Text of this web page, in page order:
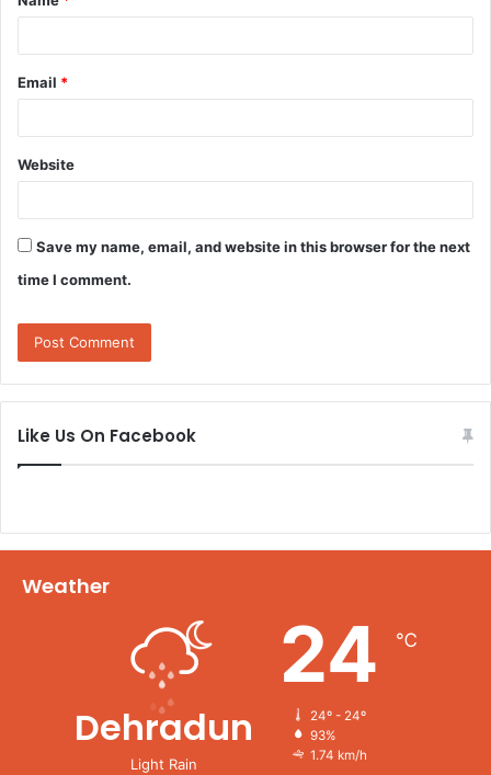
*
Email *
Website
Save my name, email, and website in this browser for the next
time I comment.
Like Us On Facebook
Weather
Dehradun
Light Rain
24 ℃
24º - 24º
93%
1.74 km/h